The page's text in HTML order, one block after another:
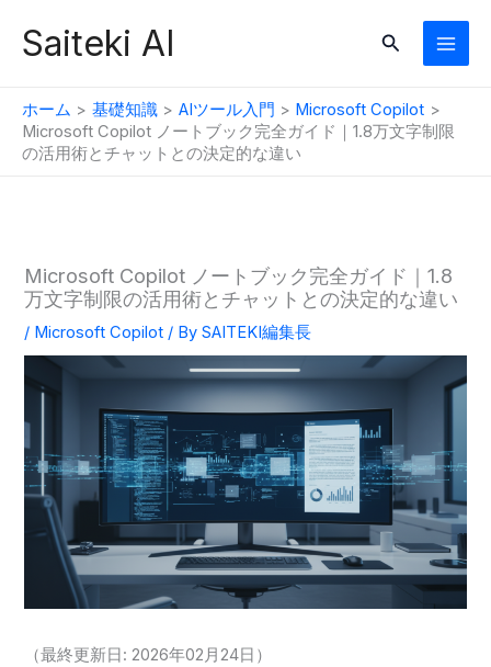
Saiteki AI
検
ホーム 基礎知識 AIツール入門
Microsoft Copilot
Microsoft Copilot ノートブック完全ガイド｜1.8万文字制限
の活用術とチャットとの決定的な違い
Microsoft Copilot ノートブック完全ガイド｜1.8
万文字制限の活用術とチャットとの決定的な違い
/ Microsoft Copilot / BySAITEKI編集長
（最終更新日: 2026年02月24日）